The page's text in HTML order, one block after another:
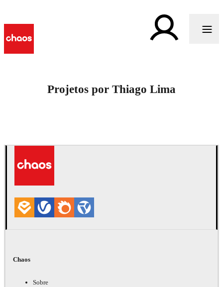
Projetos por Thiago Lima
Chaos
Sobre